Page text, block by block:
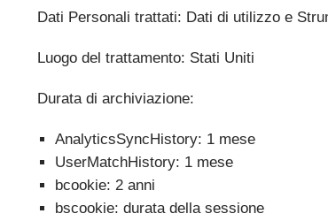
Dati Personali trattati: Dati di utilizzo e
Luogo del trattamento: Stati Uniti
Durata di archiviazione:
AnalyticsSyncHistory: 1 mese
UserMatchHistory: 1 mese
bcookie: 2 anni
bscookie: durata della sessione